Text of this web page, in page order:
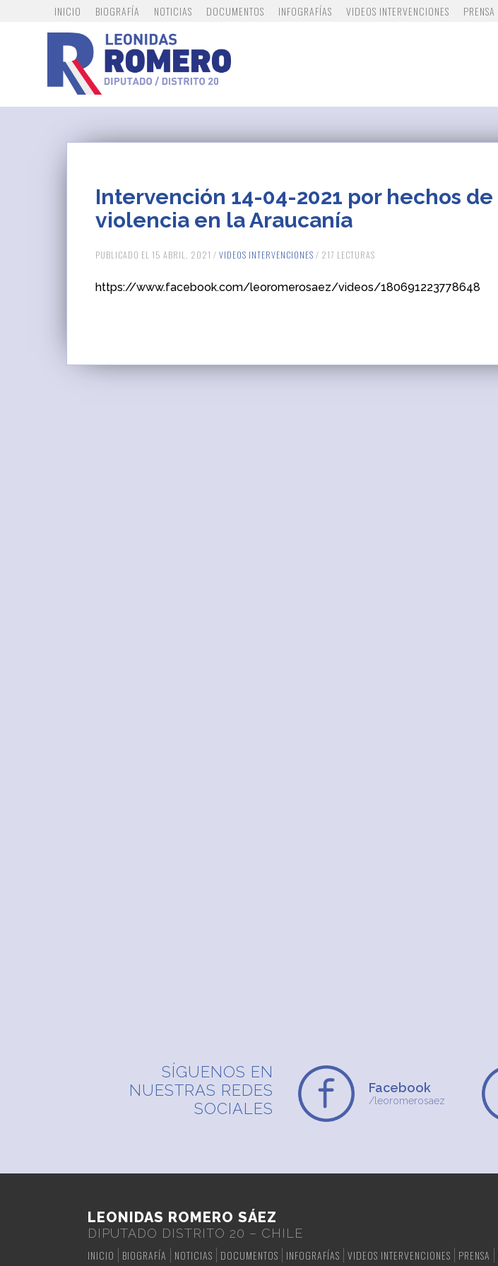
INICIO BIOGRAFÍA NOTICIAS DOCUMENTOS INFOGRAFÍAS VIDEOS INTERVENCIONES PRENSA
Intervención 14-04-2021 por hechos de
violencia en la Araucanía
PUBLICADO EL 15 ABRIL, 2021 /VIDEOS INTERVENCIONES / 217 LECTURAS
https://www.facebook.com/leoromerosaez/videos/180691223778648
SÍGUENOS EN
NUESTRAS REDES
SOCIALES
Facebook
/leoromerosaez
LEONIDAS ROMERO SÁEZ
DIPUTADO DISTRITO 20 – CHILE
INICIO
BIOGRAFÍA NOTICIAS DOCUMENTOS INFOGRAFÍAS VIDEOS INTERVENCIONES PRENSA